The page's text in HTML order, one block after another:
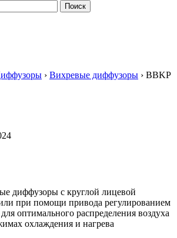
› Вихревые диффузоры › BBKP
диффузоры с круглой лицевой
при помощи привода регулированием
оптимального распределения воздуха
охлаждения и нагрева